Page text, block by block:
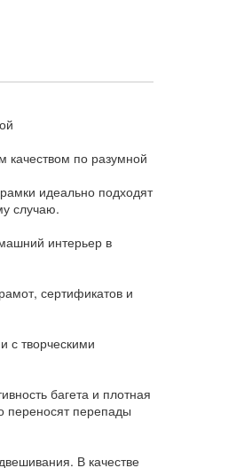
качеством по разумной
идеально подходят
случаю.
интерьер в
сертификатов и
с творческими
багета и плотная
переносят перепады
В качестве